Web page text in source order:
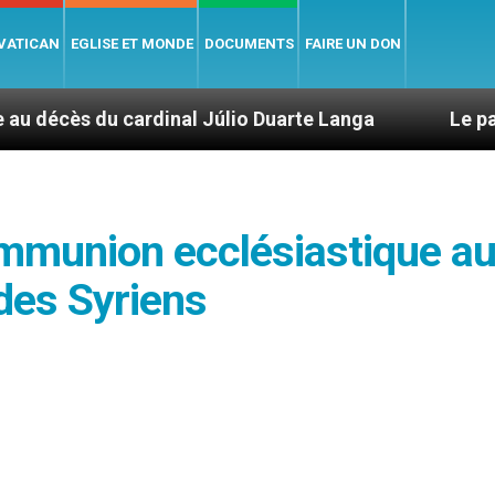
EGLISE ET MONDE DOCUMENTS FAIRE UN DON
Júlio Duarte Langa Le pape Léon XIV
ecclésiastique au
Syriens